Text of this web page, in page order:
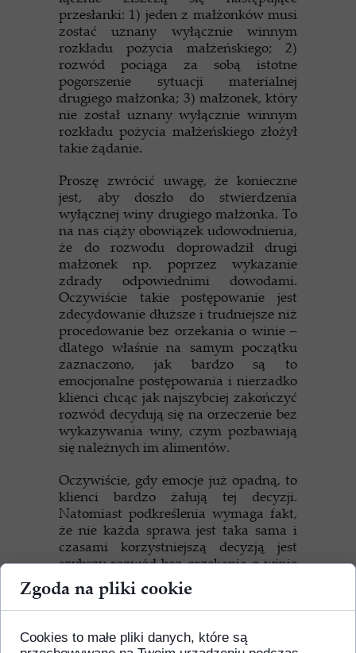
przesłanki: 1) jeden z małżonków musi
zostać uznany wyłącznie winnym
rozkładu pożycia małżeńskiego; 2)
rozwód pociąga za sobą istotne
pogorszenie sytuacji materialnej
drugiego małżonka; 3) małżonek, który
nie został uznany wyłącznie winnym
rozkładu pożycia małżeńskiego złożył
takie żądanie.
Proszę zwrócić uwagę, że konieczne
jest, aby doszło do stwierdzenia
wyłącznej winy drugiego małżonka. To
na nas ciąży obowiązek udowodnienia,
że do rozwodu doprowadził drugi
małżonek np. poprzez wykazanie
zdrady odpowiednimi dowodami.
Oczywiście takie postępowanie jest
zdecydowanie dłuższe i trudniejsze niż
procedowanie bez orzekania o winie –
dlatego właśnie na samym początku
zaznaczono, jak bardzo są to
emocjonalne postępowania i nierzadko
klienci chcąc jak najszybciej zakończyć
rozwód decydują się na orzeczenie bez
wykazywania winy, czym pozbawiają
się należnych im alimentów.
Oczywiście, gdy emocje już opadną, to
klienci bardzo żałują tej decyzji.
Natomiast podkreślenia wymaga fakt,
że nie każda sprawa jest taka sama i
czasami korzystniejszą decyzją jest
szybszy rozwód bez orzekania o winie
– najlepiej w tej sytuacji porozmawiać z
prawnikiem, który do sprawy nie
będzie podchodził emocjonalnie i
pomoże nam podjąć optymalną
decyzję.
Zgoda na pliki cookie
Cookies to małe pliki danych, które są